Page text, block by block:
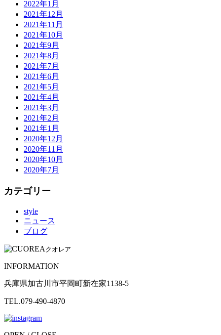
2022年1月
2021年12月
2021年11月
2021年10月
2021年9月
2021年8月
2021年7月
2021年6月
2021年5月
2021年4月
2021年3月
2021年2月
2021年1月
2020年12月
2020年11月
2020年10月
2020年7月
カテゴリー
style
ニュース
ブログ
クオレア
INFORMATION
兵庫県加古川市平岡町新在家1138-5
TEL.079-490-4870